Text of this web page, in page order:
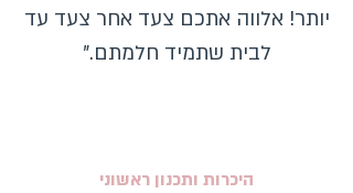
יותר! אלווה אתכם צעד אחר צעד עד
לבית שתמיד חלמתם."
היכרות ותכנון ראשוני